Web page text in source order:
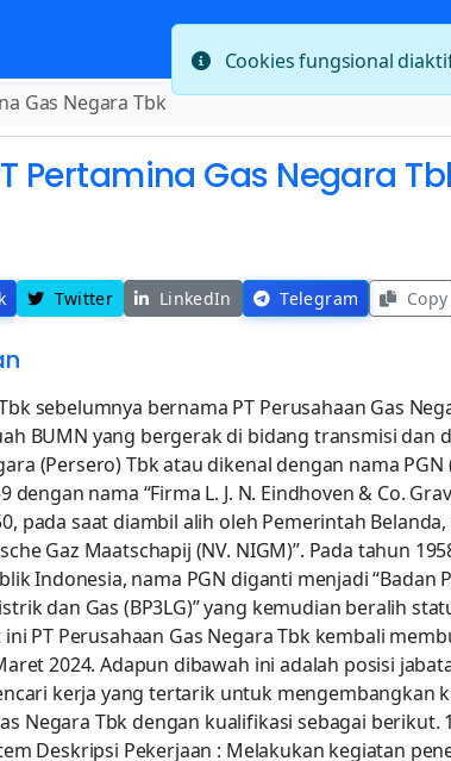
Gas Negara Tbk
Pertamina Gas Negara
Twitter LinkedIn Telegram Copy
sebelumnya bernama PT Perusahaan Gas
BUMN yang bergerak di bidang transmisi dan
(Persero) Tbk atau dikenal dengan nama PGN
dengan nama “Firma L. J. N. Eindhoven & Co.
pada saat diambil alih oleh Pemerintah Belanda,
Gaz Maatschapij (NV. NIGM)”. Pada tahun
Indonesia, nama PGN diganti menjadi “Badan
dan Gas (BP3LG)” yang kemudian beralih
ini PT Perusahaan Gas Negara Tbk kembali
2024. Adapun dibawah ini adalah posisi
kerja yang tertarik untuk mengembangkan
Negara Tbk dengan kualifikasi sebagai berikut.
Deskripsi Pekerjaan : Melakukan kegiatan
Cookies fungsional